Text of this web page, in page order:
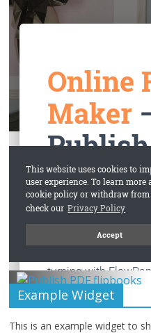
Example Widget
This is an example widget to